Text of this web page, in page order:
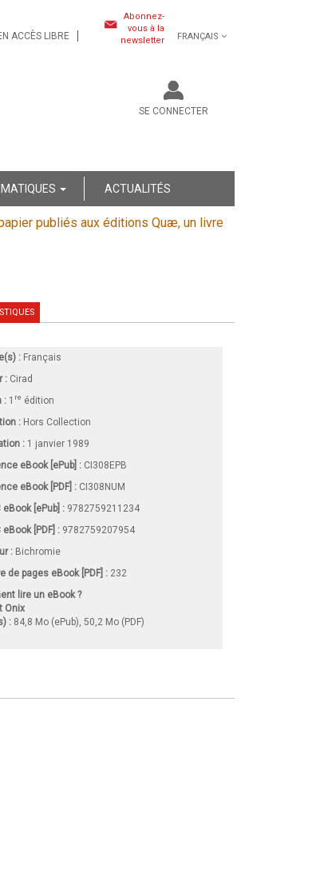
ACCÈS LIBRE
Abonnez-
vous à la
newsletter
FRANÇAIS
SE CONNECTER
ACTUALITÉS
publiés aux éditions Quæ, un livre
: Français
: Cirad
: 1 re édition
: Hors Collection
: 1 janvier 1989
eBook [ePub] : CI308EPB
eBook [PDF] : CI308NUM
eBook [ePub] : 9782759211234
eBook [PDF] : 9782759207954
: Bichromie
de pages eBook [PDF] : 232
lire un eBook ?
Onix
: 84,8 Mo (ePub), 50,2 Mo (PDF)